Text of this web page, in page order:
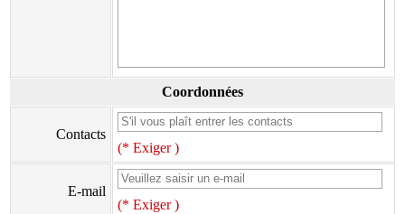
Coordonnées
Contacts
(* Exiger )
E-mail
(* Exiger )